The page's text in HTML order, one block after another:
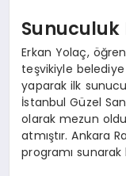
Erkan Yolaç,
teşvikiyle
yaparak ilk
İstanbul Güzel
olarak mezun
atmıştır. Ankara
programı sunarak